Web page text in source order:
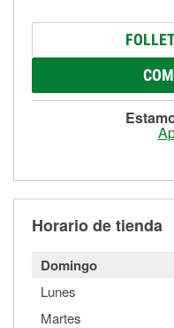
Horario de tienda
Domingo
Lunes
Martes